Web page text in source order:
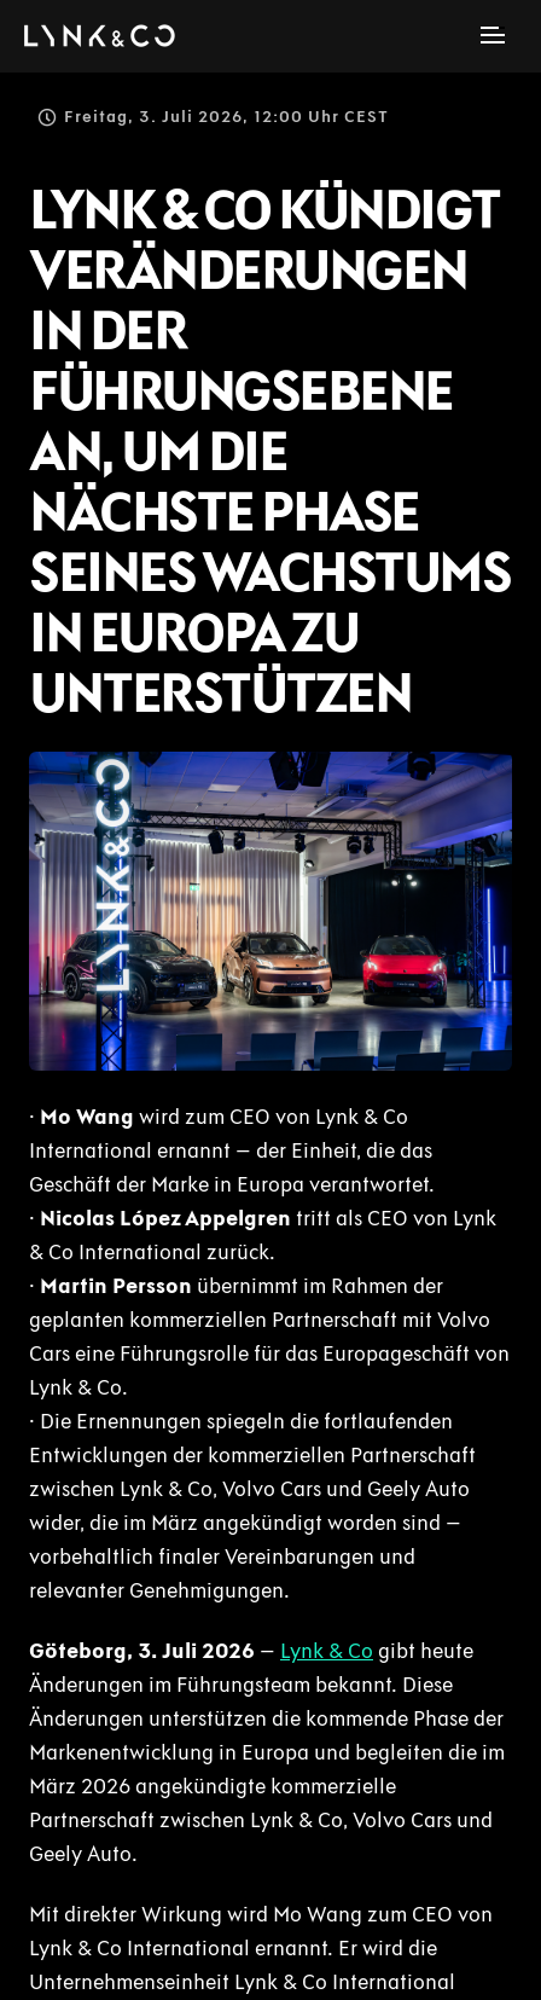
Freitag, 3. Juli 2026, 12:00 Uhr CEST
LYNK & CO KÜNDIGT
VERÄNDERUNGEN
IN DER
FÜHRUNGSEBENE
AN, UM DIE
NÄCHSTE PHASE
SEINES WACHSTUMS
IN EUROPA ZU
UNTERSTÜTZEN
PNG
· Mo Wang wird zum CEO von Lynk & Co
International ernannt – der Einheit, die das
Geschäft der Marke in Europa verantwortet.
· Nicolas López Appelgren tritt als CEO von Lynk
& Co International zurück.
· Martin Persson übernimmt im Rahmen der
geplanten kommerziellen Partnerschaft mit Volvo
Cars eine Führungsrolle für das Europageschäft von
Lynk & Co.
· Die Ernennungen spiegeln die fortlaufenden
Entwicklungen der kommerziellen Partnerschaft
zwischen Lynk & Co, Volvo Cars und Geely Auto
wider, die im März angekündigt worden sind –
vorbehaltlich finaler Vereinbarungen und
relevanter Genehmigungen.
Göteborg, 3. Juli 2026 – Lynk & Co gibt heute
Änderungen im Führungsteam bekannt. Diese
Änderungen unterstützen die kommende Phase der
Markenentwicklung in Europa und begleiten die im
März 2026 angekündigte kommerzielle
Partnerschaft zwischen Lynk & Co, Volvo Cars und
Geely Auto.
Mit direkter Wirkung wird Mo Wang zum CEO von
Lynk & Co International ernannt. Er wird die
Unternehmenseinheit Lynk & Co International